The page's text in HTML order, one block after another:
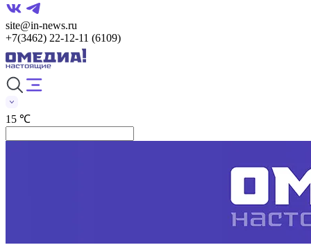
site@in-news.ru
+7(3462) 22-12-11 (6109)
15 ℃